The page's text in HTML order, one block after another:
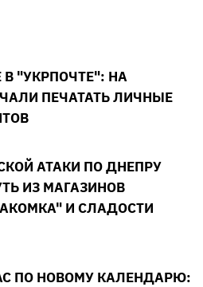
"УКРПОЧТЕ": НА
ПЕЧАТАТЬ ЛИЧНЫЕ
АТАКИ ПО ДНЕПРУ
ИЗ МАГАЗИНОВ
И СЛАДОСТИ
ПО НОВОМУ КАЛЕНДАРЮ: